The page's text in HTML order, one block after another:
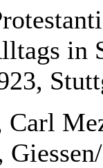
in
Carl